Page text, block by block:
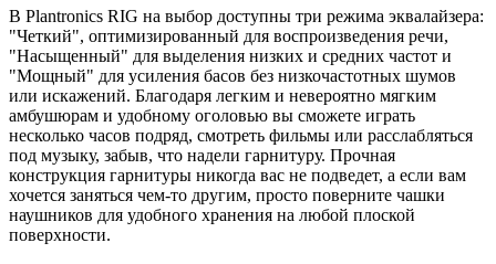
В Plantronics RIG на выбор доступны три режима эквалайзера:
"Четкий", оптимизированный для воспроизведения речи,
"Насыщенный" для выделения низких и средних частот и
"Мощный" для усиления басов без низкочастотных шумов
или искажений. Благодаря легким и невероятно мягким
амбушюрам и удобному оголовью вы сможете играть
несколько часов подряд, смотреть фильмы или расслабляться
под музыку, забыв, что надели гарнитуру. Прочная
конструкция гарнитуры никогда вас не подведет, а если вам
хочется заняться чем-то другим, просто поверните чашки
наушников для удобного хранения на любой плоской
поверхности.